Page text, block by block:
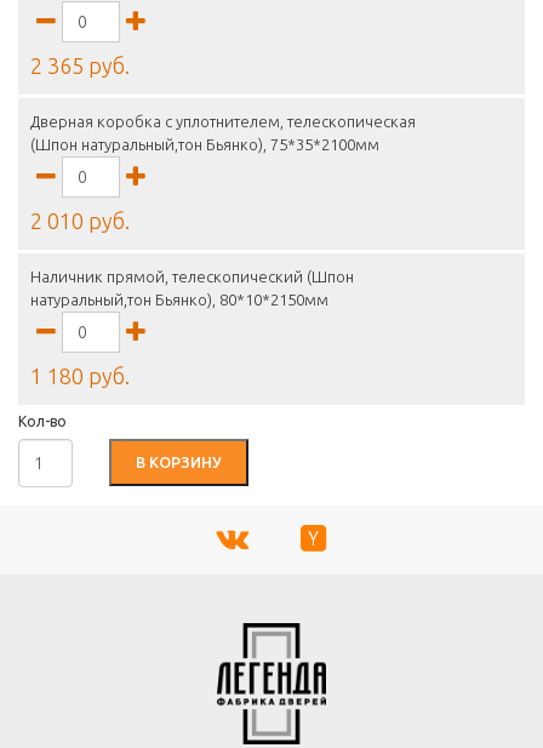
2 365 руб.
Дверная коробка с уплотнителем, телескопическая
(Шпон натуральный,тон Бьянко), 75*35*2100мм
2 010 руб.
Наличник прямой, телескопический (Шпон
натуральный,тон Бьянко), 80*10*2150мм
1 180 руб.
Кол-во
В КОРЗИНУ